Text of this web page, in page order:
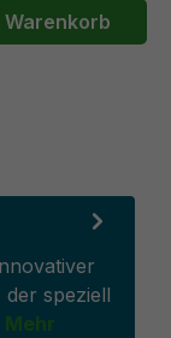
Warenkorb
speziell
Mehr